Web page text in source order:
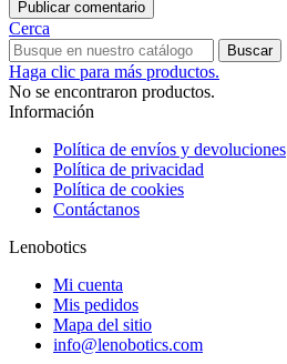
Cerca
Buscar
Haga clic para más productos.
No se encontraron productos.
Información
Política de envíos y devoluciones
Política de privacidad
Política de cookies
Contáctanos
Lenobotics
Mi cuenta
Mis pedidos
Mapa del sitio
info@lenobotics.com